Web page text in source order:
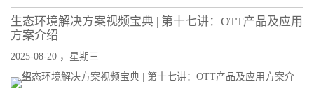
生态环境解决方案视频宝典 | 第十七讲：OTT产品及应用
方案介绍
2025-08-20 ，星期三